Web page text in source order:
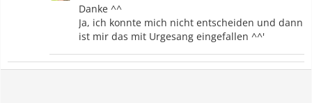
Danke ^^
Ja, ich konnte mich nicht entscheiden und dann
ist mir das mit Urgesang eingefallen ^^'